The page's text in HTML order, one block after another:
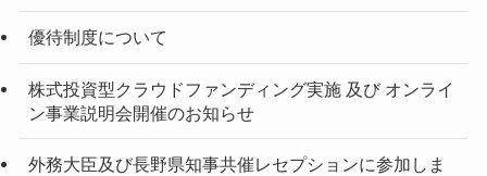
優待制度について
株式投資型クラウドファンディング実施 及び オンライ
ン事業説明会開催のお知らせ
外務大臣及び長野県知事共催レセプションに参加しま